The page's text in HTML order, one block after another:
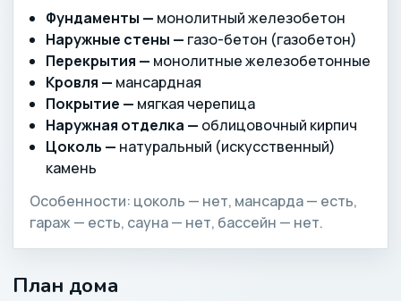
Фундаменты — монолитный железобетон
Наружные стены — газо-бетон (газобетон)
Перекрытия — монолитные железобетонные
Кровля — мансардная
Покрытие — мягкая черепица
Наружная отделка — облицовочный кирпич
Цоколь — натуральный (искусственный)
камень
Особенности: цоколь — нет, мансарда — есть,
гараж — есть, сауна — нет, бассейн — нет.
План дома